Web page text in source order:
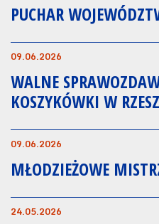
PUCHAR
09.06.2026
WALNE
KOSZYKÓWKI W
09.06.2026
MŁODZIEŻOWE
24.05.2026